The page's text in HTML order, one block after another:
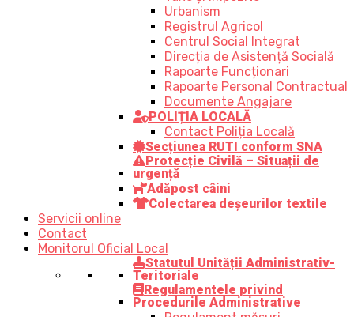
Urbanism
Registrul Agricol
Centrul Social Integrat
Direcția de Asistență Socială
Rapoarte Funcționari
Rapoarte Personal Contractual
Documente Angajare
POLIȚIA LOCALĂ
Contact Poliția Locală
Secțiunea RUTI conform SNA
Protecție Civilă – Situații de
urgență
Adăpost câini
Colectarea deșeurilor textile
Servicii online
Contact
Monitorul Oficial Local
Statutul Unității Administrativ-
Teritoriale
Regulamentele privind
Procedurile Administrative